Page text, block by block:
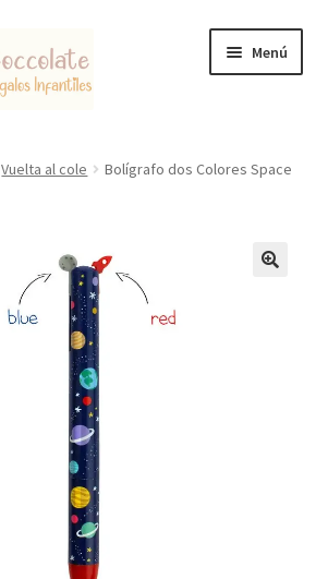
Menú
Vuelta al cole Bolígrafo dos Colores Space